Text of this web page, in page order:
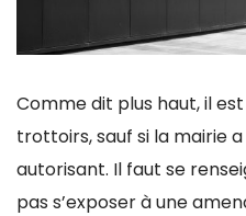
Comme dit plus haut, il
trottoirs, sauf si la mairie
autorisant. Il faut se
pas s’exposer à une